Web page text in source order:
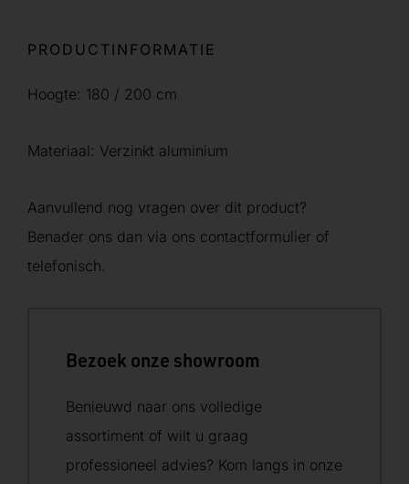
PRODUCTINFORMATIE
Hoogte: 180 / 200 cm
Materiaal: Verzinkt aluminium
Aanvullend nog vragen over dit product?
Benader ons dan via ons contactformulier of
telefonisch.
Bezoek onze showroom
Benieuwd naar ons volledige
assortiment of wilt u graag
professioneel advies? Kom langs in onze